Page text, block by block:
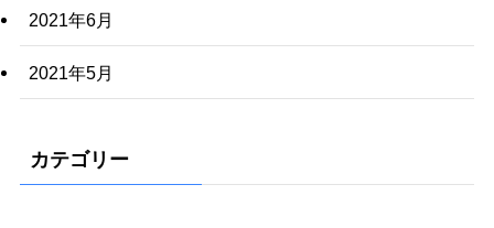
2021年6月
2021年5月
カテゴリー